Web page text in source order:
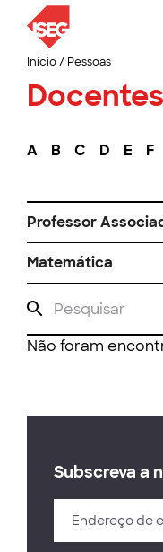
Início/ Pessoas
Docentes
A B C D E F
Professor
Matemática
Não foram
Subscreva a